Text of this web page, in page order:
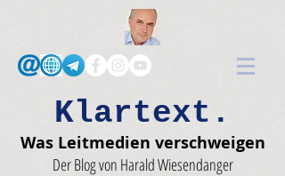
Klartext.
Was Leitmedien verschweigen
Der Blog von Harald Wiesendanger